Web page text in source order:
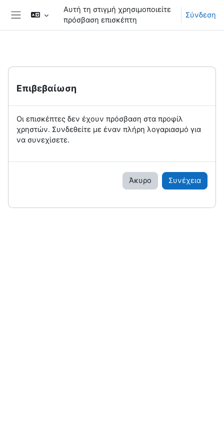
Μετάβαση στο κεντρικό περιεχόμενο
Πλευρικός πίνακας
Αυτή τη στιγμή χρησιμοποιείτε
πρόσβαση επισκέπτη
Σύνδεση
Επιβεβαίωση
Οι επισκέπτες δεν έχουν πρόσβαση στα προφίλ
χρηστών. Συνδεθείτε με έναν πλήρη λογαριασμό για
να συνεχίσετε.
Άκυρο Συνέχεια